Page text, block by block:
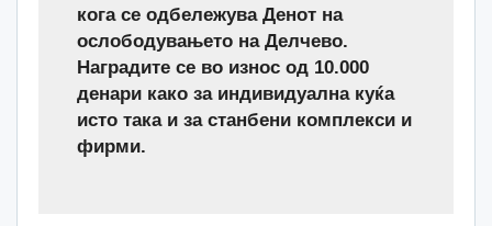
кога се одбележува Денот на
ослободувањето на Делчево.
Наградите се во износ од 10.000
денари како за индивидуална куќа
исто така и за станбени комплекси и
фирми.